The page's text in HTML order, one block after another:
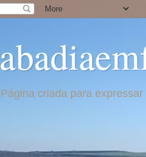
Página criada para